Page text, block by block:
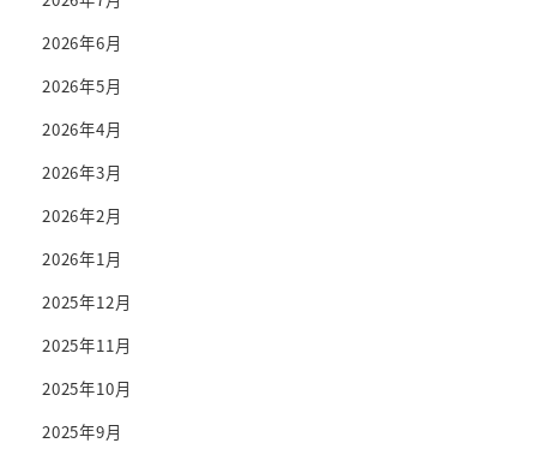
2026年6月
2026年5月
2026年4月
2026年3月
2026年2月
2026年1月
2025年12月
2025年11月
2025年10月
2025年9月